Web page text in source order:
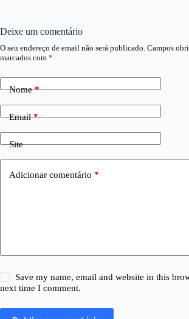
Deixe um comentário
O seu endereço de email não será publicado. Campos
marcados com *
Nome*
Email*
Site
Adicionar comentário *
Save my name, email and website in this
next time I comment.